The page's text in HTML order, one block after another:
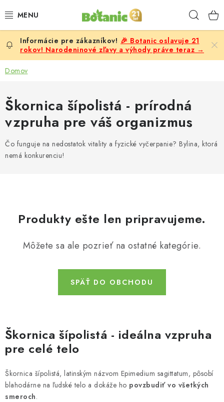
na
PREMIUM
DOPLNKY STRAVY
CIELE
POTRAVINY A NÁPOJE
ZĽAVY, AKCIE
MUŽI
OSTATNÉ
🎉 Botanic oslavuje 21
rokov! Narodeninové zľavy a výhody práve teraz →
Domov
Škornica šípolistá - prírodná
vzpruha pre váš organizmus
Čo funguje na nedostatok vitality a fyzické vyčerpanie? Bylina, ktorá
nemá konkurenciu!
Produkty ešte len pripravujeme.
Môžete sa ale pozrieť na ostatné kategórie.
SPÄŤ DO OBCHODU
Škornica šípolistá - ideálna vzpruha
pre celé telo
Škornica šípolistá, latinským názvom Epimedium sagittatum, pôsobí
blahodárne na ľudské telo a dokáže ho povzbudiť vo všetkých
smeroch.